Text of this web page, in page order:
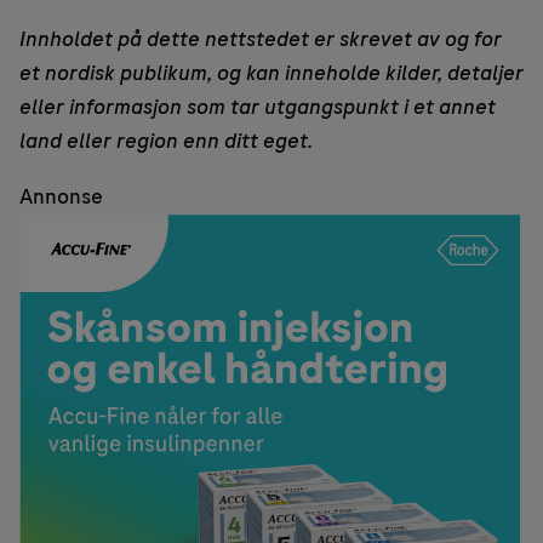
Innholdet på dette nettstedet er skrevet av og for
et nordisk publikum, og kan inneholde kilder, detaljer
eller informasjon som tar utgangspunkt i et annet
land eller region enn ditt eget.
Annonse